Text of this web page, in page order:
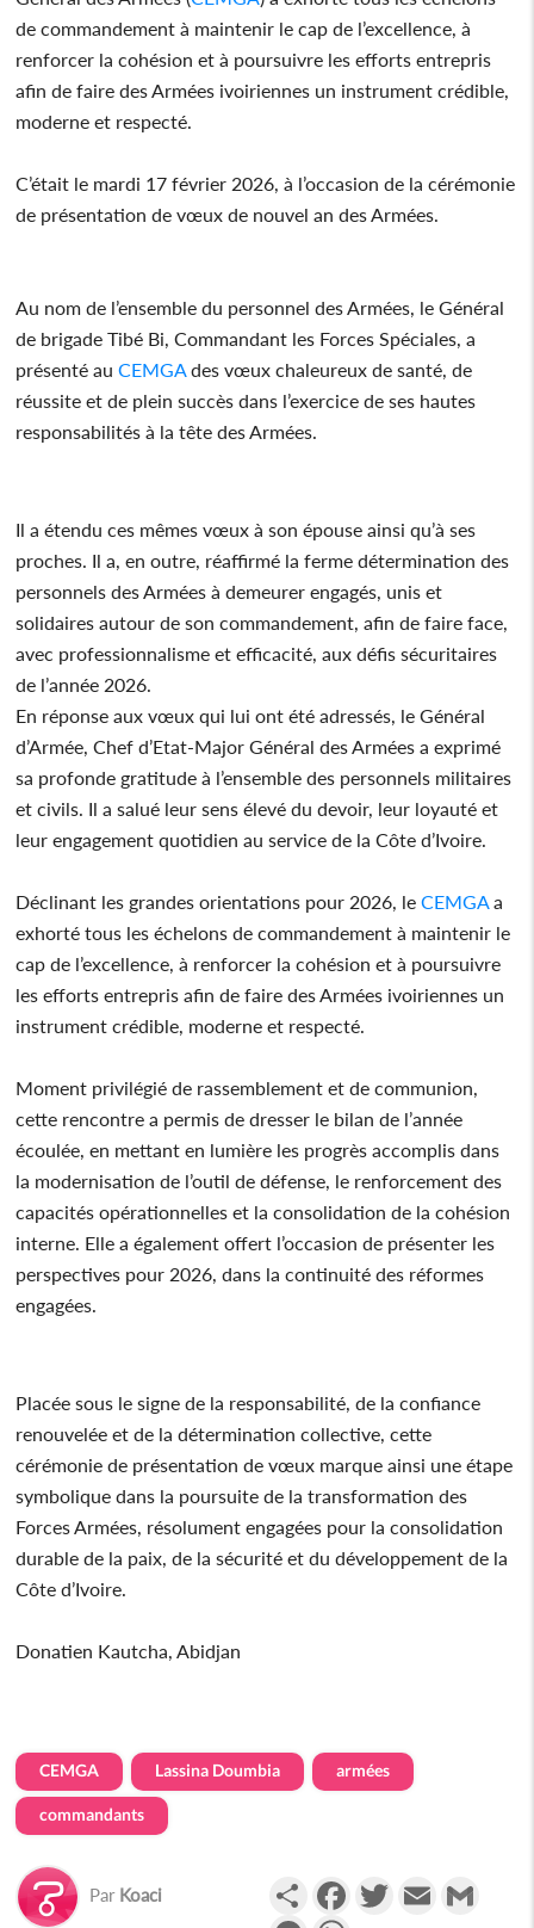
de commandement à maintenir le cap de l’excellence, à
renforcer la cohésion et à poursuivre les efforts entrepris
afin de faire des Armées ivoiriennes un instrument crédible,
moderne et respecté.
C’était le mardi 17 février 2026, à l’occasion de la cérémonie
de présentation de vœux de nouvel an des Armées.
Au nom de l’ensemble du personnel des Armées, le Général
de brigade Tibé Bi, Commandant les Forces Spéciales, a
présenté auCEMGA des vœux chaleureux de santé, de
réussite et de plein succès dans l’exercice de ses hautes
responsabilités à la tête des Armées.
Il a étendu ces mêmes vœux à son épouse ainsi qu’à ses
proches. Il a, en outre, réaffirmé la ferme détermination des
personnels des Armées à demeurer engagés, unis et
solidaires autour de son commandement, afin de faire face,
avec professionnalisme et efficacité, aux défis sécuritaires
de l’année 2026.
En réponse aux vœux qui lui ont été adressés, le Général
d’Armée, Chef d’Etat-Major Général des Armées a exprimé
sa profonde gratitude à l’ensemble des personnels militaires
et civils. Il a salué leur sens élevé du devoir, leur loyauté et
leur engagement quotidien au service de la Côte d’Ivoire.
Déclinant les grandes orientations pour 2026, leCEMGA a
exhorté tous les échelons de commandement à maintenir le
cap de l’excellence, à renforcer la cohésion et à poursuivre
les efforts entrepris afin de faire des Armées ivoiriennes un
instrument crédible, moderne et respecté.
Moment privilégié de rassemblement et de communion,
cette rencontre a permis de dresser le bilan de l’année
écoulée, en mettant en lumière les progrès accomplis dans
la modernisation de l’outil de défense, le renforcement des
capacités opérationnelles et la consolidation de la cohésion
interne. Elle a également offert l’occasion de présenter les
perspectives pour 2026, dans la continuité des réformes
engagées.
Placée sous le signe de la responsabilité, de la confiance
renouvelée et de la détermination collective, cette
cérémonie de présentation de vœux marque ainsi une étape
symbolique dans la poursuite de la transformation des
Forces Armées, résolument engagées pour la consolidation
durable de la paix, de la sécurité et du développement de la
Côte d’Ivoire.
Donatien Kautcha, Abidjan
CEMGA Lassina Doumbia armées
commandants
Par Koaci PartagerFacebookTwitterEmail